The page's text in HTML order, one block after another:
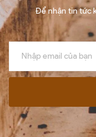
Để nhận tin tức